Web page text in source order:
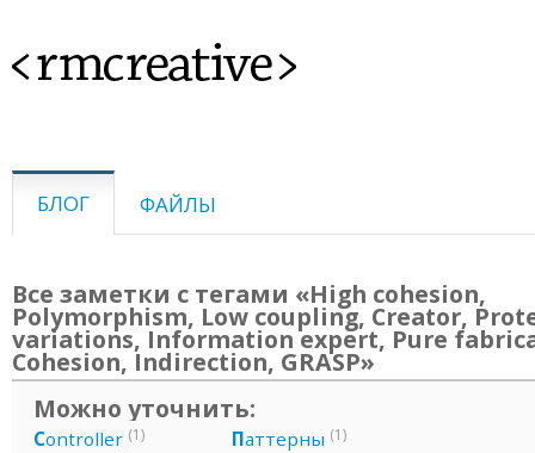
<rmcreative>
БЛОГ ФАЙЛЫ
Все заметки с тегами «High cohesion,
Polymorphism, Low coupling, Creator,
variations, Information expert, Pure
Cohesion, Indirection, GRASP»
Можно уточнить:
Controller (1) Паттерны (1)